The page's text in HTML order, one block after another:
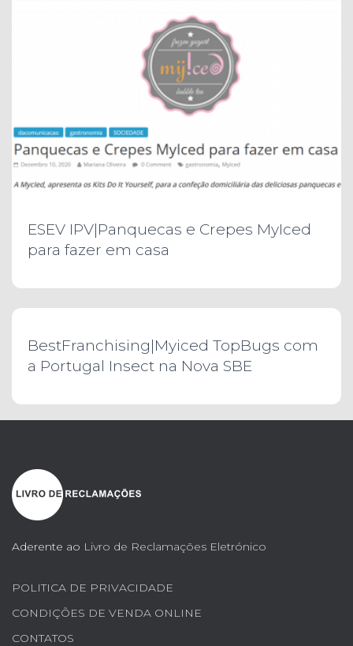
ESEV IPV|Panquecas e Crepes MyIced
para fazer em casa
BestFranchising|Myiced TopBugs com
a Portugal Insect na Nova SBE
Aderente ao Livro de Reclamações Eletrónico
POLITICA DE PRIVACIDADE
CONDIÇÕES DE VENDA ONLINE
CONTATOS